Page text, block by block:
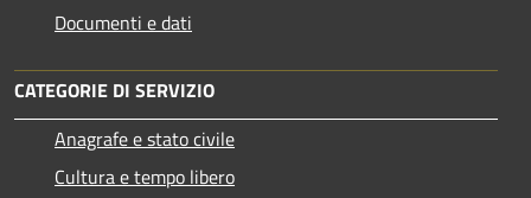
Documenti e dati
CATEGORIE DI SERVIZIO
Anagrafe e stato civile
Cultura e tempo libero